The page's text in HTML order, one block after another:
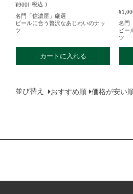
¥900
税込
名門「信濃屋」厳選
ビールに合う贅沢なあじわいのナッ
ツ
カートに入れる
¥
名門
ビー
ツ
並び替え おすすめ順 価格が安い